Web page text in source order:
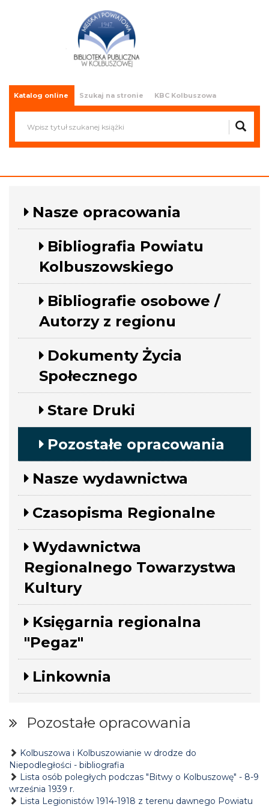
Miejska i Powiatowa Biblioteka
Publiczna w Kolbuszowej
Katalog online Szukaj na stronie KBC Kolbuszowa
Nasze opracowania
Bibliografia Powiatu
Kolbuszowskiego
Bibliografie osobowe /
Autorzy z regionu
Dokumenty Życia
Społecznego
Stare Druki
Pozostałe opracowania
Nasze wydawnictwa
Czasopisma Regionalne
Wydawnictwa
Regionalnego Towarzystwa
Kultury
Księgarnia regionalna
"Pegaz"
Linkownia
Pozostałe opracowania
Kolbuszowa i Kolbuszowianie w drodze do
Niepodległości - bibliografia
Lista osób poległych podczas "Bitwy o Kolbuszowę" - 8-9
września 1939 r.
Lista Legionistów 1914-1918 z terenu dawnego Powiatu